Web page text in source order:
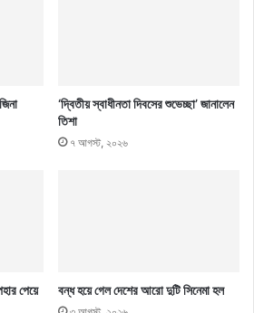
‘দ্বিতীয় স্বাধীনতা দিবসের শুভেচ্ছা’ জানালেন
তিশা
৭ আগস্ট, ২০২৬
পেয়ে
বন্ধ হয়ে গেল দেশের আরো দুটি সিনেমা হল